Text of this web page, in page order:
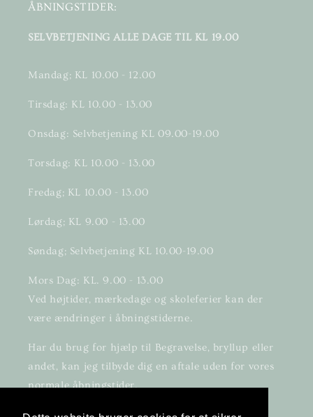
ÅBNINGSTIDER:
SELVBETJENING ALLE DAGE TIL KL 19.00
Mandag; KL 10.00 - 12.00
Tirsdag: KL 10.00 - 13.00
Onsdag: Selvbetjening KL 09.00-19.00
Torsdag: KL 10.00 - 13.00
Fredag; KL 10.00 - 13.00
Lørdag; KL 9.00 - 13.00
Søndag; Selvbetjening KL 10.00-19.00
Mors Dag: KL. 9.00 - 13.00
Ved højtider, mærkedage og skoleferier kan der
være ændringer i åbningstiderne.
Har du brug for hjælp til Begravelse, bryllup eller
andet, kan jeg tilbyde dig en aftale uden for vores
normale åbningstider.